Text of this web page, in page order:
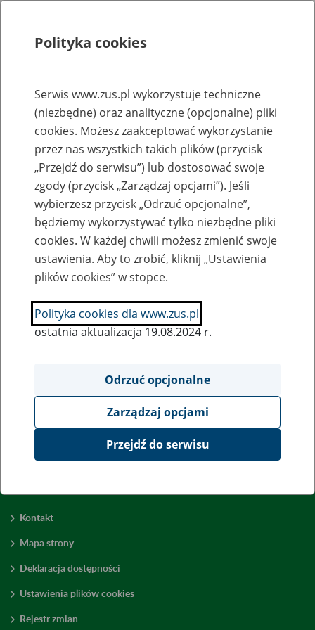
Rejestry, ewidencje i archiwa
Baza zlikwidowanych lub
przekształconych zakładów pracy
Nazwa zakładu pracy:
SZUKAJ
Wyświetl wszystkie
Kontakt
Mapa strony
Deklaracja dostępności
Ustawienia plików cookies
Rejestr zmian
Polityka cookies
Serwis www.zus.pl wykorzystuje techniczne
(niezbędne) oraz analityczne (opcjonalne) pliki
cookies. Możesz zaakceptować wykorzystanie
przez nas wszystkich takich plików (przycisk
„Przejdź do serwisu”) lub dostosować swoje
zgody (przycisk „Zarządzaj opcjami”). Jeśli
wybierzesz przycisk „Odrzuć opcjonalne”,
będziemy wykorzystywać tylko niezbędne pliki
cookies. W każdej chwili możesz zmienić swoje
ustawienia. Aby to zrobić, kliknij „Ustawienia
plików cookies” w stopce.
Polityka cookies dla www.zus.pl
ostatnia aktualizacja 19.08.2024 r.
Odrzuć opcjonalne
Zarządzaj opcjami
Przejdź do serwisu